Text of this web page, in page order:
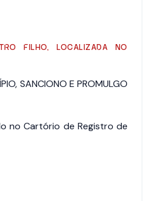
FILHO, LOCALIZADA NO
SANCIONO E PROMULGO
no Cartório de Registro de